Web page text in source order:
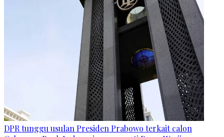
DPR tunggu usulan Presiden Prabowo terkait calon